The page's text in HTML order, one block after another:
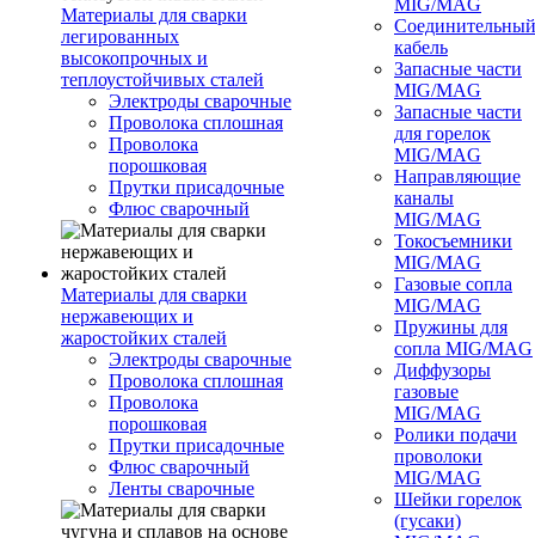
Материалы для сварки
легированных
высокопрочных и
теплоустойчивых сталей
Электроды сварочные
Проволока сплошная
Проволока
порошковая
Прутки присадочные
Флюс сварочный
Материалы для сварки
нержавеющих и
жаростойких сталей
Электроды сварочные
Проволока сплошная
Проволока
порошковая
Прутки присадочные
Флюс сварочный
Ленты сварочные
MIG/MAG
Соединительный
кабель
Запасные части
MIG/MAG
Запасные части
для горелок
MIG/MAG
Направляющие
каналы
MIG/MAG
Токосъемники
MIG/MAG
Газовые сопла
MIG/MAG
Пружины для
сопла MIG/MAG
Диффузоры
газовые
MIG/MAG
Ролики подачи
проволоки
MIG/MAG
Шейки горелок
(гусаки)